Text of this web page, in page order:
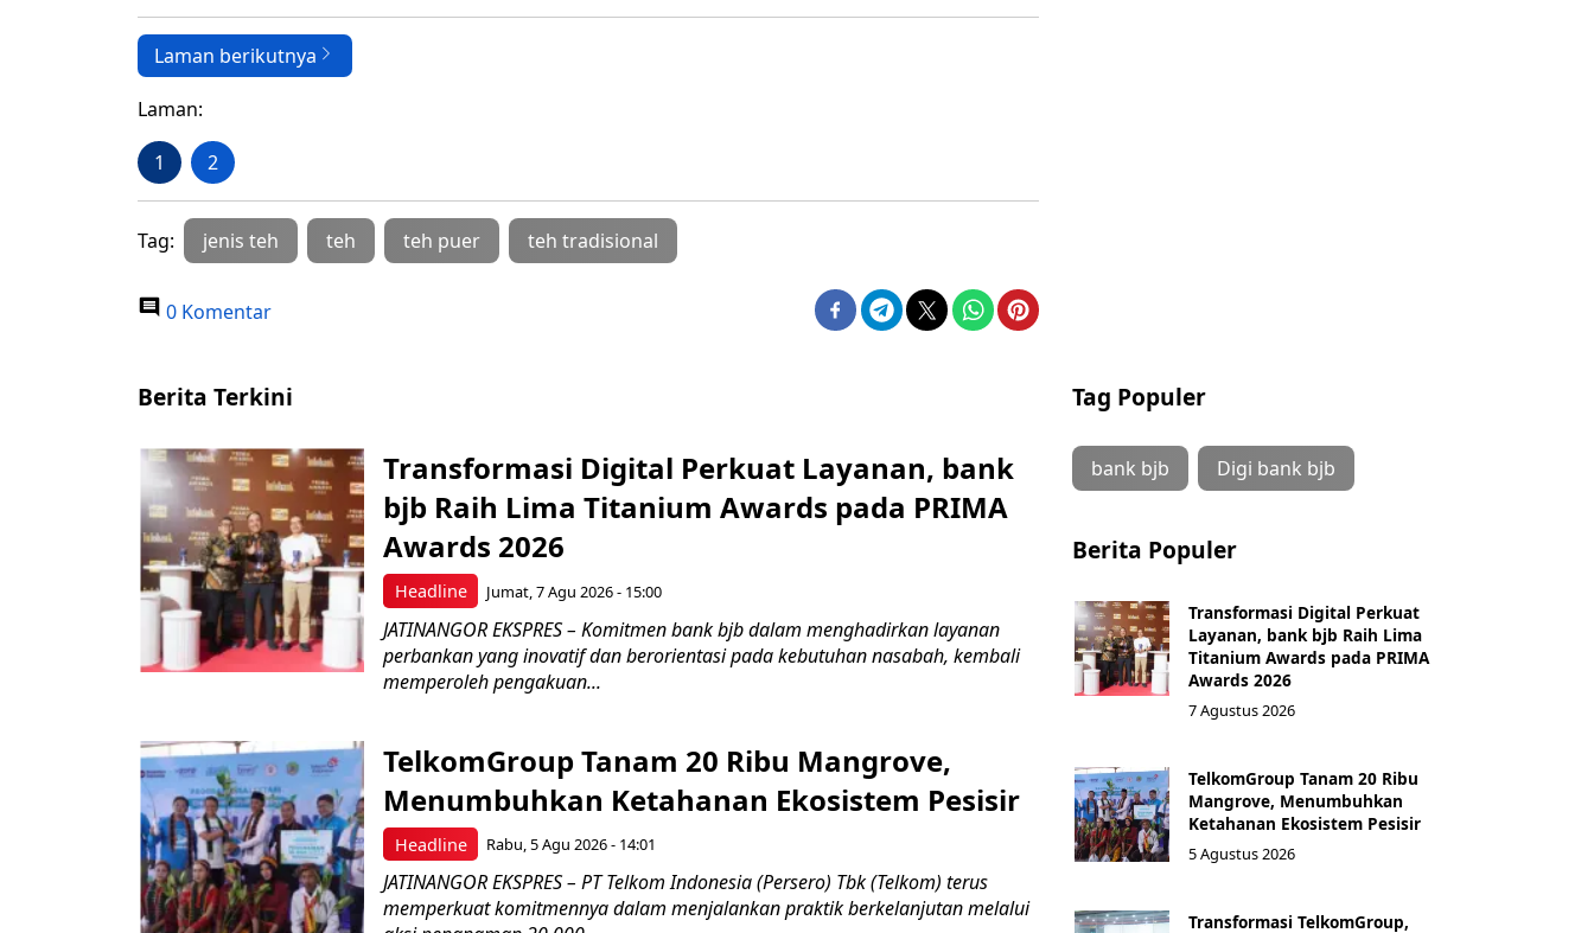
Laman berikutnya
Laman:
1 2
Tag: jenis teh teh teh puer teh tradisional
0 Komentar
Berita Terkini
Headline
Transformasi Digital Perkuat Layanan, bank
bjb Raih Lima Titanium Awards pada PRIMA
Awards 2026
Jumat, 7 Agu 2026 - 15:00
JATINANGOR EKSPRES – Komitmen bank bjb dalam menghadirkan layanan
perbankan yang inovatif dan berorientasi pada kebutuhan nasabah, kembali
memperoleh pengakuan...
Headline
TelkomGroup Tanam 20 Ribu Mangrove,
Menumbuhkan Ketahanan Ekosistem Pesisir
Rabu, 5 Agu 2026 - 14:01
JATINANGOR EKSPRES – PT Telkom Indonesia (Persero) Tbk (Telkom) terus
memperkuat komitmennya dalam menjalankan praktik berkelanjutan melalui
Tag Populer
bank bjb Digi bank bjb
Berita Populer
Transformasi Digital Perkuat
Layanan, bank bjb Raih Lima
Titanium Awards pada PRIMA
Awards 2026
7 Agustus 2026
TelkomGroup Tanam 20 Ribu
Mangrove, Menumbuhkan
Ketahanan Ekosistem Pesisir
5 Agustus 2026
Transformasi TelkomGroup,